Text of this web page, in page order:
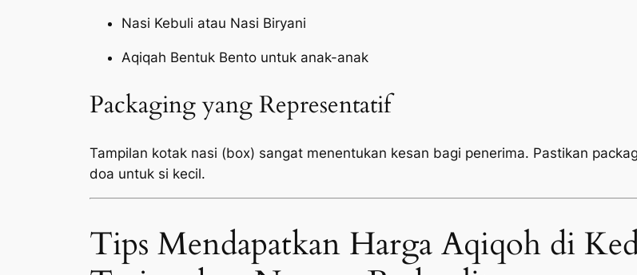
Nasi Kebuli atau Nasi Biryani
Aqiqah Bentuk Bento untuk anak-anak
Packaging yang Representatif
Tampilan kotak nasi (box) sangat menentukan kesan bagi penerima. Pastikan
doa untuk si kecil.
Tips Mendapatkan Harga Aqiqoh di